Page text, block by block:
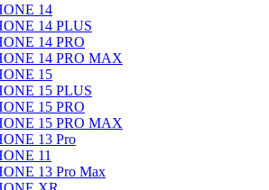
14
14 PLUS
14 PRO
14 PRO MAX
15
15 PLUS
15 PRO
15 PRO MAX
13 Pro
11
13 Pro Max